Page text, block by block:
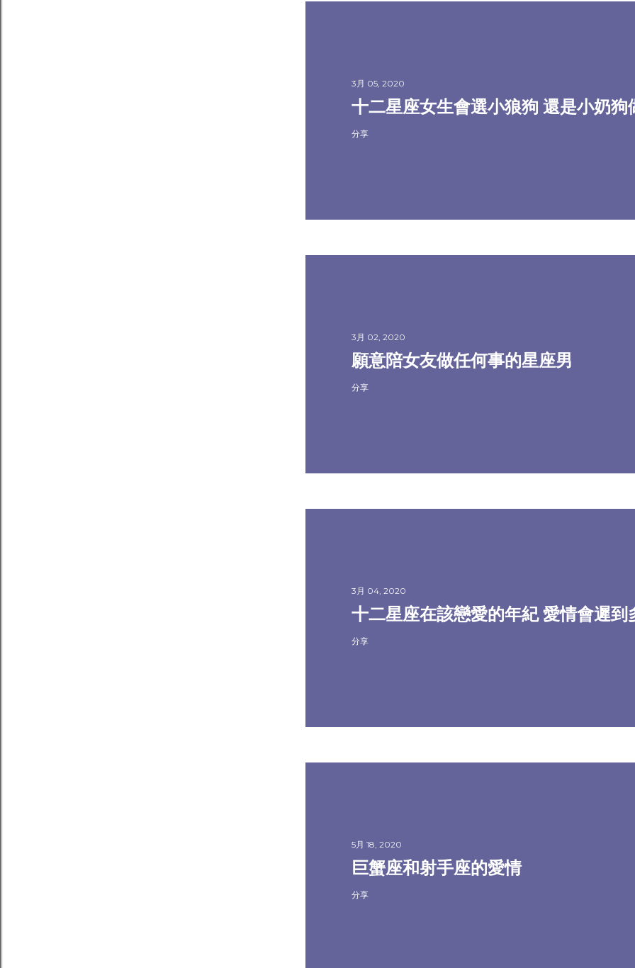
3月 05, 2020
十二星座女生會選小狼狗 還是小奶狗
分享
3月 02, 2020
願意陪女友做任何事的星座男
分享
3月 04, 2020
十二星座在該戀愛的年紀 愛情會遲到
分享
5月 18, 2020
巨蟹座和射手座的愛情
分享